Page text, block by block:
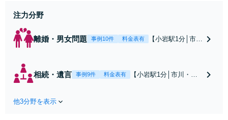
注力分野
離婚・男女問題 事例10件 料金表有
【小岩駅1分│市
回避、裁判提起前
の和解、子の認知
相続・遺言 事例9件 料金表有
【小岩駅1分│市川・船
他3分野を表示